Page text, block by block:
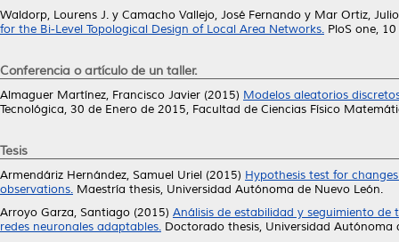
Waldorp, Lourens J. y Camacho Vallejo, José Fernando y Mar Ortiz, Julio
for the Bi-Level Topological Design of Local Area Networks. PloS one,
Conferencia o artículo de un taller.
Almaguer Martínez, Francisco Javier (2015) Modelos aleatorios
Tecnológica, 30 de Enero de 2015, Facultad de Ciencias Físico
Tesis
Armendáriz Hernández, Samuel Uriel (2015) Hypothesis test for
observations. Maestría thesis, Universidad Autónoma de Nuevo León.
Arroyo Garza, Santiago (2015) Análisis de estabilidad y seguimiento
redes neuronales adaptables. Doctorado thesis, Universidad Autónoma